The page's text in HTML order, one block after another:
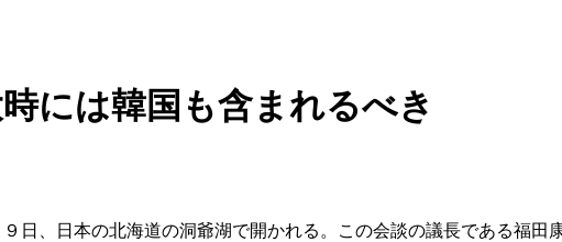
時には韓国も含まれるべき
日、日本の北海道の洞爺湖で開かれる。この会談の議長である福